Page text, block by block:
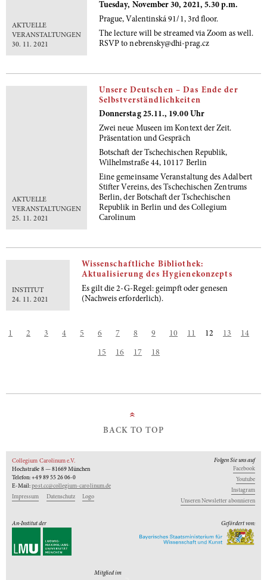
AKTUELLE
VERANSTALTUNGEN
30. 11. 2021
Tuesday, November 30, 2021, 5.30 p.m.
Prague, Valentinská 91/1, 3rd floor.
The lecture will be streamed via Zoom as well.
RSVP to nebrensky@dhi-prag.cz
AKTUELLE
VERANSTALTUNGEN
25. 11. 2021
Unsere Deutschen – Das Ende der
Selbstverständlichkeiten
Donnerstag 25.11., 19.00 Uhr
Zwei neue Museen im Kontext der Zeit.
Präsentation und Gespräch
Botschaft der Tschechischen Republik,
Wilhelmstraße 44, 10117 Berlin
Eine gemeinsame Veranstaltung des Adalbert
Stifter Vereins, des Tschechischen Zentrums
Berlin, der Botschaft der Tschechischen
Republik in Berlin und des Collegium
Carolinum
INSTITUT
24. 11. 2021
Wissenschaftliche Bibliothek:
Aktualisierung des Hygienekonzepts
Es gilt die 2-G-Regel: geimpft oder genesen
(Nachweis erforderlich).
1 2 3 4 5 6 7 8 9 10 11 12 13 14
15 16 17 18
»
BACK TO TOP
Collegium Carolinum e.V.
Hochstraße 8 — 81669 München
Telefon: +49 89 55 26 06-0
E-Mail:post.cc@collegium-carolinum.de
Impressum
Datenschutz Logo
Folgen Sie uns auf
Facebook
Youtube
Instagram
Unseren Newsletter abonnieren
An-Institut der Gefördert von:
Mitglied im